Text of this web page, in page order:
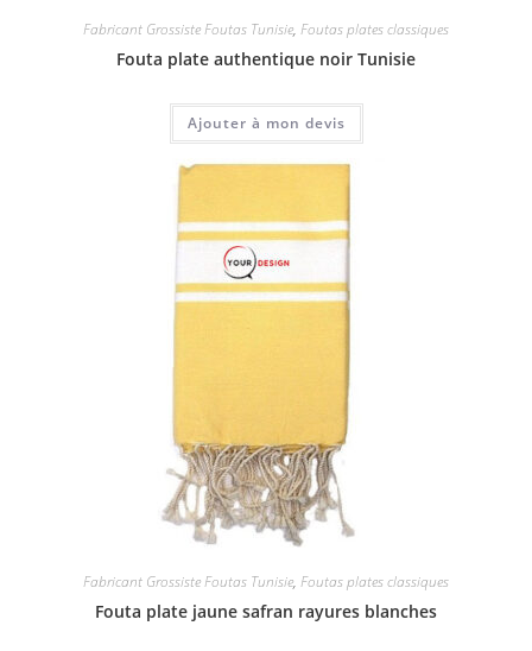
Fabricant Grossiste Foutas Tunisie, Foutas plates classiques
Fouta plate authentique noir Tunisie
Ajouter à mon devis
Fabricant Grossiste Foutas Tunisie, Foutas plates classiques
Fouta plate jaune safran rayures blanches